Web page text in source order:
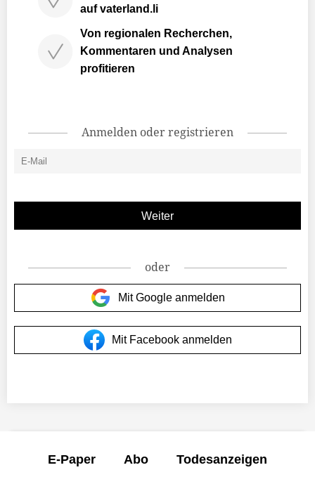
auf vaterland.li
Von regionalen Recherchen,
Kommentaren und Analysen
profitieren
Anmelden oder registrieren
oder
Mit Google anmelden
Mit Facebook anmelden
E-Paper Abo Todesanzeigen